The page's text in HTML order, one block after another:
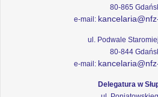
80-865
e-mail:
ul. Podwale
80-844
e-mail:
Delegatura w